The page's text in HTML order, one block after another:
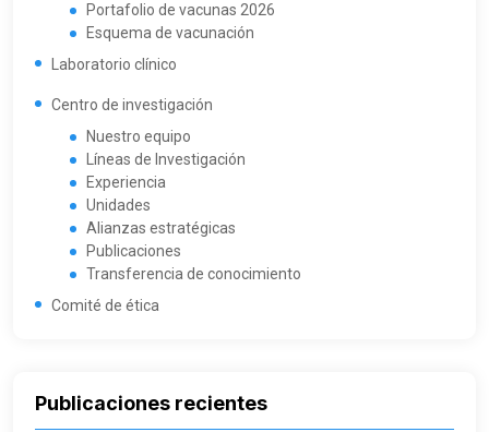
Portafolio de vacunas 2026
Esquema de vacunación
Laboratorio clínico
Centro de investigación
Nuestro equipo
Líneas de Investigación
Experiencia
Unidades
Alianzas estratégicas
Publicaciones
Transferencia de conocimiento
Comité de ética
Publicaciones recientes